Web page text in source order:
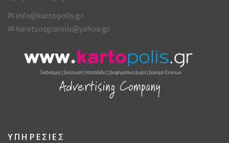
✉ info@kartopolis.gr
✉ karetsosgiannis@yahoo.gr
ΥΠΗΡΕΣΙΕΣ